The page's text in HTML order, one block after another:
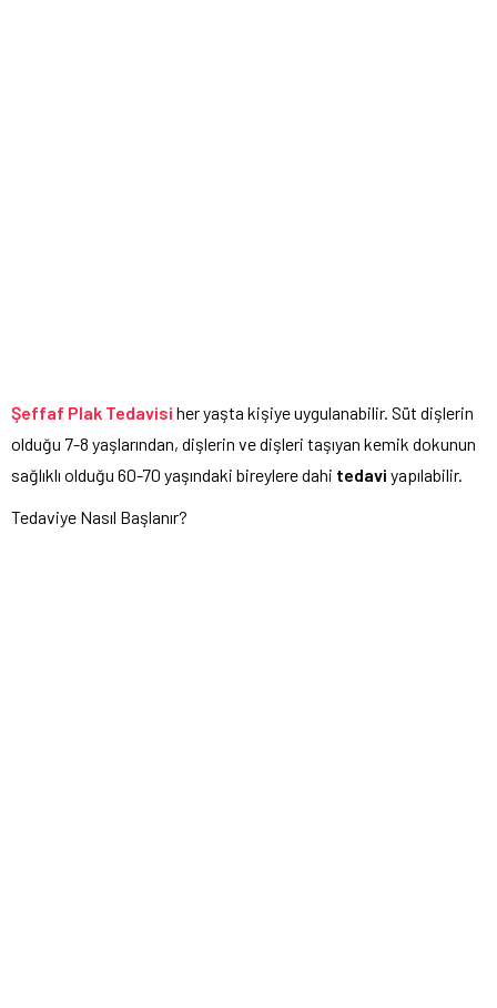
Şeffaf Plak Tedavisi her yaşta kişiye uygulanabilir. Süt dişlerin
olduğu 7-8 yaşlarından, dişlerin ve dişleri taşıyan kemik dokunun
sağlıklı olduğu 60-70 yaşındaki bireylere dahi tedavi yapılabilir.
Tedaviye Nasıl Başlanır?